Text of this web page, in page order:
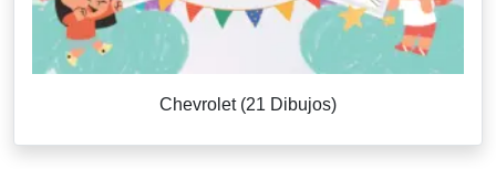
Chevrolet (21 Dibujos)